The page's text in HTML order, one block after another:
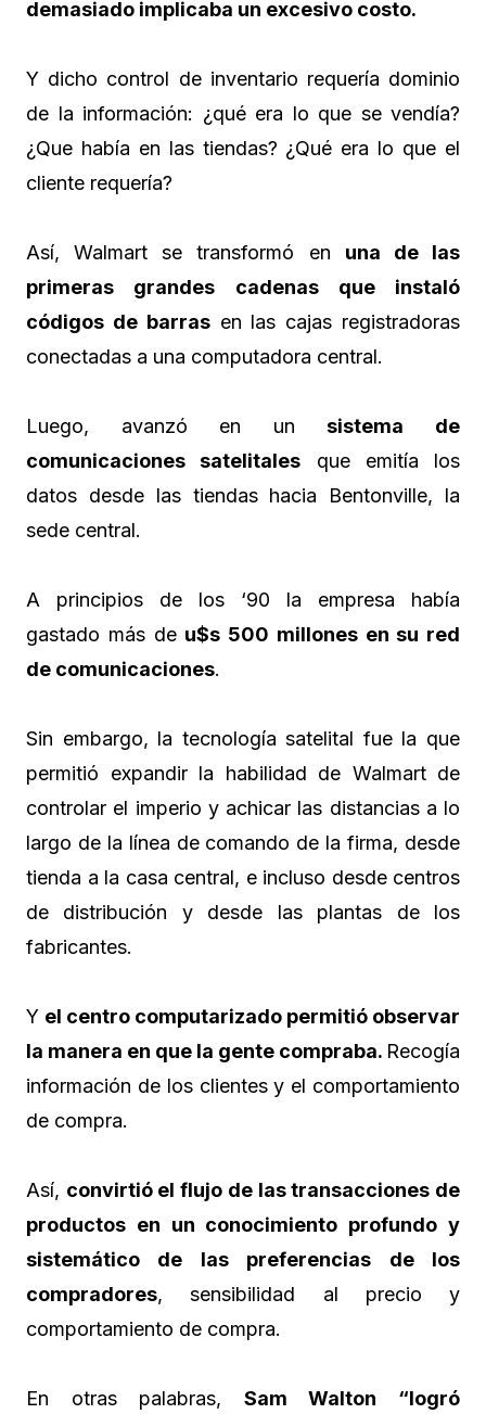
demasiado implicaba un excesivo costo.
Y dicho control de inventario requería dominio
de la información: ¿qué era lo que se vendía?
¿Que había en las tiendas? ¿Qué era lo que el
cliente requería?
Así, Walmart se transformó en una de las
primeras grandes cadenas que instaló
códigos de barrasen las cajas registradoras
conectadas a una computadora central.
Luego, avanzó en unsistema de
comunicaciones satelitales que emitía los
datos desde las tiendas hacia Bentonville, la
sede central.
A principios de los ‘90 la empresa había
gastado más de u$s 500 millones en su red
de comunicaciones.
Sin embargo, la tecnología satelital fue la que
permitió expandir la habilidad de Walmart de
controlar el imperio y achicar las distancias a lo
largo de la línea de comando de la firma, desde
tienda a la casa central, e incluso desde centros
de distribución y desde las plantas de los
fabricantes.
Y el centro computarizado permitió observar
la manera en que la gente compraba. Recogía
información de los clientes y el comportamiento
de compra.
Así, convirtió el flujo de las transacciones de
productos en un conocimiento profundo y
sistemático de las preferencias de los
compradores, sensibilidad al precio y
comportamiento de compra.
En otras palabras, Sam Walton “logró